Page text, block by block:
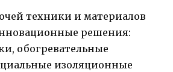
техники и материалов
решения:
обогревательные
изоляционные